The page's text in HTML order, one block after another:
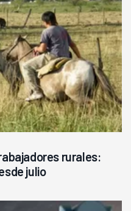
rurales:
julio